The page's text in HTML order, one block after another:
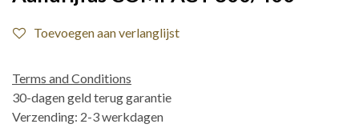
Toevoegen aan verlanglijst
Terms and Conditions
30-dagen geld terug garantie
Verzending: 2-3 werkdagen